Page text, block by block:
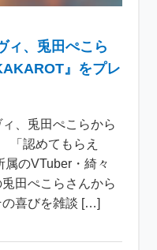
ィ、兎田ぺこら
』をプレ
、兎田ぺこらから
「認めてもらえ
のVTuber・綺々
田ぺこらさんから
の喜びを雑談 […]